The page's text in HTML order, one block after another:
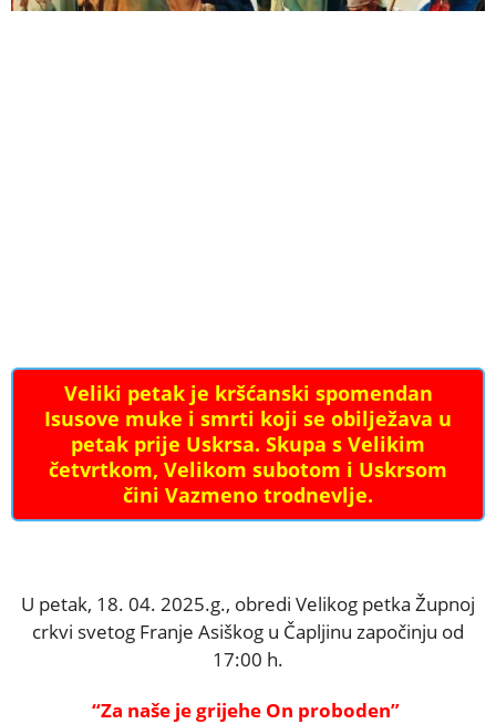
Veliki petak je kršćanski spomendan
Isusove muke i smrti koji se obilježava u
petak prije Uskrsa. Skupa s Velikim
četvrtkom, Velikom subotom i Uskrsom
čini Vazmeno trodnevlje.
U petak, 18. 04. 2025.g., obredi Velikog petka Župnoj
crkvi svetog Franje Asiškog u Čapljinu započinju od
17:00 h.
“Za naše je grijehe On proboden”